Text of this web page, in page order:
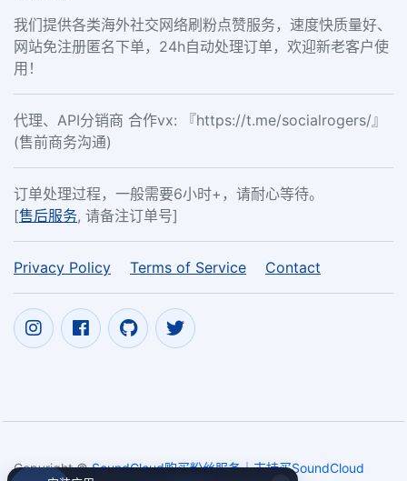
我们提供各类海外社交网络刷粉点赞服务，速度快质量好、
网站免注册匿名下单，24h自动处理订单，欢迎新老客户使
用！
代理、API分销商 合作vx: 『https://t.me/socialrogers/』
(售前商务沟通)
订单处理过程，一般需要6小时+，请耐心等待。
[售后服务, 请备注订单号]
Privacy Policy Terms of Service Contact
Copyright ©SoundCloud购买粉丝服务｜支持买SoundCloud